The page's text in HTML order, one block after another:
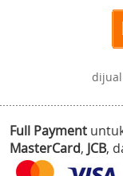
Full Payment
MasterCard, JCB,